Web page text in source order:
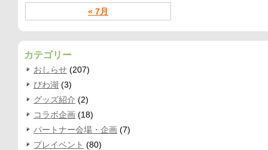
« 7月
カテゴリー
おしらせ (207)
びわ湖 (3)
グッズ紹介 (2)
コラボ企画 (18)
パートナー会場・企画 (7)
プレイベント (80)